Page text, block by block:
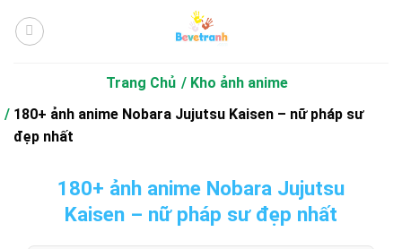
qua
Trang Chủ
Kho ảnh anime
180+ ảnh anime Nobara Jujutsu Kaisen – nữ pháp sư
đẹp nhất
180+ ảnh anime Nobara Jujutsu
Kaisen – nữ pháp sư đẹp nhất